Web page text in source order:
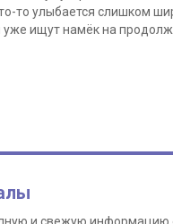
то улыбается слишком
уже ищут намёк на